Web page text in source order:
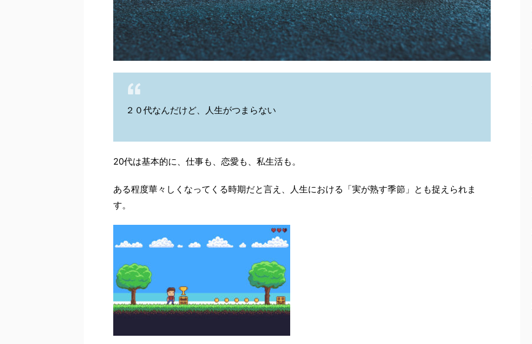
２０代なんだけど、人生がつまらない
20代は基本的に、仕事も、恋愛も、私生活も。
ある程度華々しくなってくる時期だと言え、人生における「実が熟す季節」とも捉えられま
す。